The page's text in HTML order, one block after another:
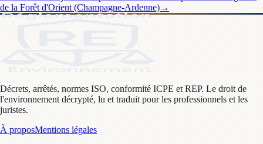
de la Forêt d'Orient (Champagne-Ardenne)→
Décrets, arrêtés, normes ISO, conformité ICPE et REP. Le droit de
l'environnement décrypté, lu et traduit pour les professionnels et les
juristes.
À proposMentions légales